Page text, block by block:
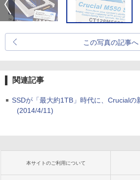
この写真の記事へ
関連記事
SSDが「最大約1TB」時代に、Crucialの
(2014/4/11)
本サイトのご利用について